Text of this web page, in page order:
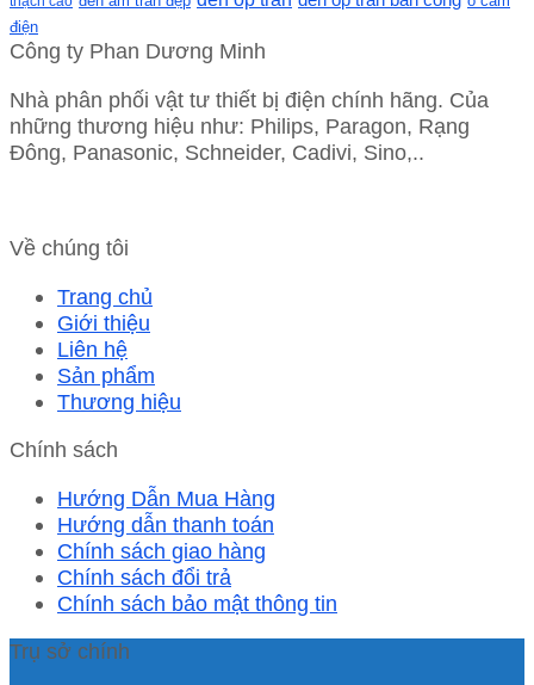
điện
Công ty Phan Dương Minh
Nhà phân phối vật tư thiết bị điện chính hãng. Của
những thương hiệu như: Philips, Paragon, Rạng
Đông, Panasonic, Schneider, Cadivi, Sino,..
Về chúng tôi
Trang chủ
Giới thiệu
Liên hệ
Sản phẩm
Thương hiệu
Chính sách
Hướng Dẫn Mua Hàng
Hướng dẫn thanh toán
Chính sách giao hàng
Chính sách đổi trả
Chính sách bảo mật thông tin
Trụ sở chính